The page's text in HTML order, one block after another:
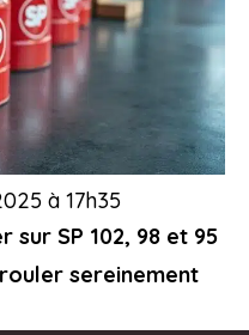
sur SP 102, 98 et 95
sereinement
à 17h35